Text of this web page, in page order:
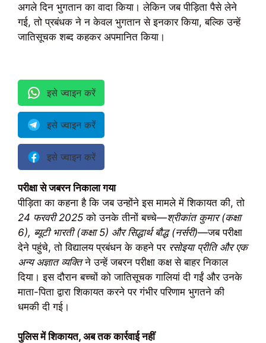
अगले दिन भुगतान का वादा किया। लेकिन जब पीड़िता पैसे लेने
गई, तो प्रबंधक ने न केवल भुगतान से इनकार किया, बल्कि उन्हें
जातिसूचक शब्द कहकर अपमानित किया।
इसे ज्वाइन करें
इसे ज्वाइन करें
इसे ज्वाइन करें
परीक्षा से जबरन निकाला गया
पीड़िता का कहना है कि जब उन्होंने इस मामले में शिकायत की, तो
24 फरवरी 2025 को उनके तीनों बच्चे—श्रीकांत कुमार (कक्षा
6), ब्यूटी भारती (कक्षा 5) और सिद्धार्थ बौद्ध (नर्सरी)—जब परीक्षा
देने पहुंचे, तो विद्यालय प्रबंधन के कहने पर रसोइया प्रीति और एक
अन्य अज्ञात व्यक्तिने उन्हें जबरन परीक्षा कक्ष से बाहर निकाल
दिया। इस दौरान बच्चों को जातिसूचक गालियां दी गईं और उनके
माता-पिता द्वारा शिकायत करने पर गंभीर परिणाम भुगतने की
धमकी दी गई।
पुलिस में शिकायत, अब तक कार्रवाई नहीं